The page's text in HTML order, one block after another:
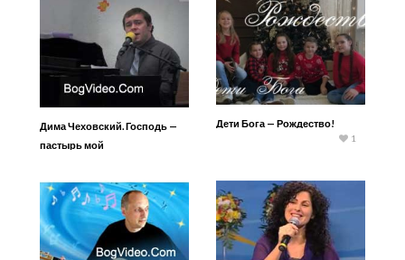
Дима Чеховский. Господь —
пастырь мой
Дети Бога — Рождество!
1